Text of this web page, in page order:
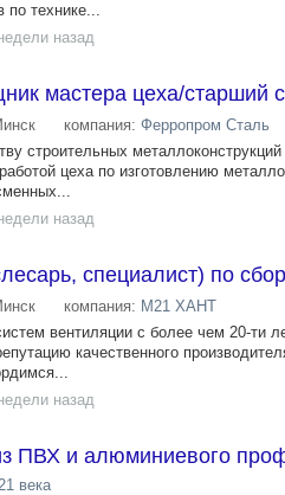
по технике...
назад
мастера цеха/старший
компания: Ферропром Сталь
строительных
цеха по изготовлению
назад
специалист) по
компания: М21 ХАНТ
вентиляции с более чем 20-ти
качественного
назад
ПВХ и алюминиевого
века